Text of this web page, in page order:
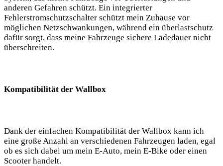
anderen Gefahren schützt. Ein integrierter
Fehlerstromschutzschalter schützt mein Zuhause vor
möglichen Netzschwankungen, während ein überlastschutz
dafür sorgt, dass meine Fahrzeuge sichere Ladedauer nicht
überschreiten.
Kompatibilität der Wallbox
Dank der einfachen Kompatibilität der Wallbox kann ich
eine große Anzahl an verschiedenen Fahrzeugen laden, egal
ob es sich dabei um mein E-Auto, mein E-Bike oder einen
Scooter handelt.